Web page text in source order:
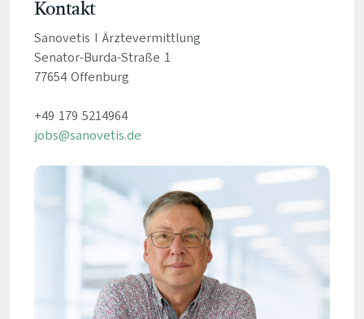
Kontakt
Sanovetis I Ärztevermittlung
Senator-Burda-Straße 1
77654 Offenburg
+49 179 5214964
jobs@sanovetis.de